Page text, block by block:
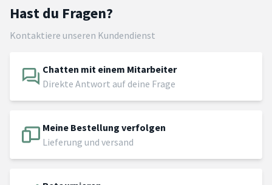
Hast du Fragen?
Kontaktiere unseren Kundendienst
Chatten mit einem Mitarbeiter
Direkte Antwort auf deine Frage
Meine Bestellung verfolgen
Lieferung und versand